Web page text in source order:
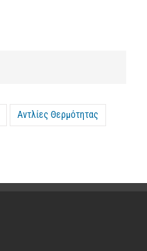
Αντλίες Θερμότητας